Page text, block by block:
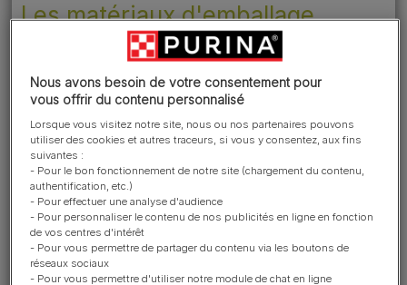
Les matériaux d'emballage
jouent un rôle crucial en
contribuant à fournir à nos
clients des aliments pour
animaux sûrs et de haute qualité,
mais aussi à réduire le gaspillage
alimentaire. Les matériaux
d'emballage de nos produits sont
différents en fonction du type
d'aliment.
Par exemple, les aliments secs
Nous avons besoin de votre consentement pour
vous offrir du contenu personnalisé
Lorsque vous visitez notre site, nous ou nos partenaires pouvons
utiliser des cookies et autres traceurs, si vous y consentez, aux fins
suivantes :
- Pour le bon fonctionnement de notre site (chargement du contenu,
authentification, etc.)
- Pour effectuer une analyse d'audience
- Pour personnaliser le contenu de nos publicités en ligne en fonction
de vos centres d'intérêt
- Pour vous permettre de partager du contenu via les boutons de
réseaux sociaux
- Pour vous permettre d'utiliser notre module de chat en ligne